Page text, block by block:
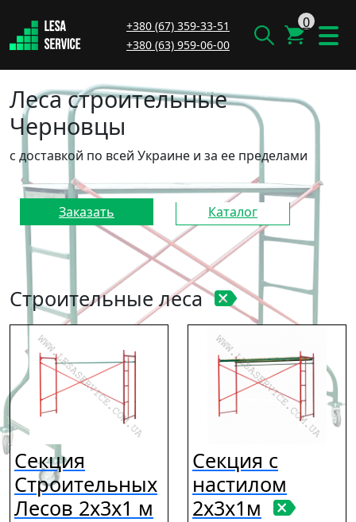
+380 (67) 359-33-51
+380 (63) 959-06-00
0
Леса строительные
Черновцы
с доставкой по всей Украине и за ее пределами
Заказать Каталог
Строительные леса
Секция
Строительных
Лесов 2х3х1 м
Секция с
настилом
2х3х1м